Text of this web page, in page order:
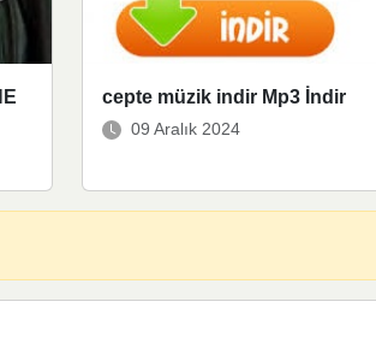
cepte müzik indir Mp3 İndir
09 Aralık 2024